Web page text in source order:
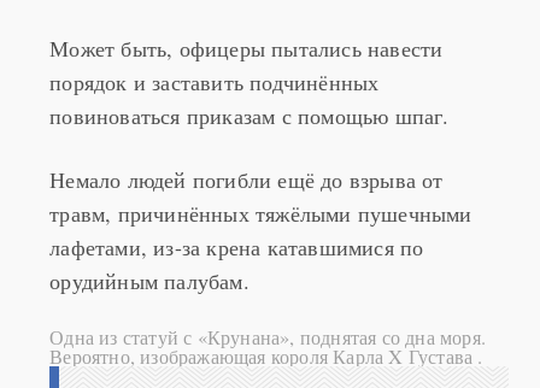
Может быть, офицеры пытались навести
порядок и заставить подчинённых
повиноваться приказам с помощью шпаг.
Немало людей погибли ещё до взрыва от
травм, причинённых тяжёлыми пушечными
лафетами, из-за крена катавшимися по
орудийным палубам.
Одна из статуй с «Крунана», поднятая со дна моря.
Вероятно, изображающая короля Карла X Густава .